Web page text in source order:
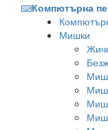
Компютърна
Мишки